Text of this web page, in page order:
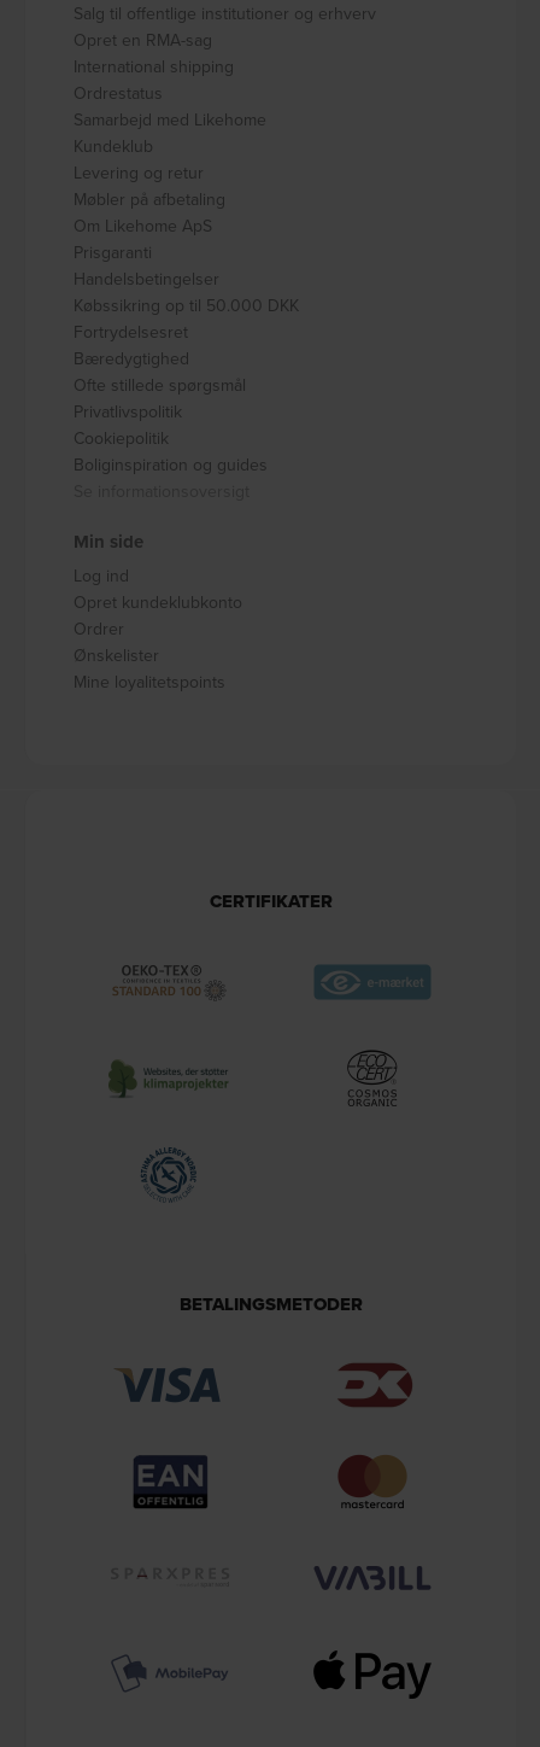
Salg til offentlige institutioner og erhverv
Opret en RMA-sag
International shipping
Ordrestatus
Samarbejd med Likehome
Kundeklub
Levering og retur
Møbler på afbetaling
Om Likehome ApS
Prisgaranti
Handelsbetingelser
Købssikring op til 50.000 DKK
Fortrydelsesret
Bæredygtighed
Ofte stillede spørgsmål
Privatlivspolitik
Cookiepolitik
Boliginspiration og guides
Min side
Log ind
Opret kundeklubkonto
Ordrer
Ønskelister
Mine loyalitetspoints
CERTIFIKATER
BETALINGSMETODER